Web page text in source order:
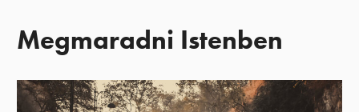
Megmaradni Istenben